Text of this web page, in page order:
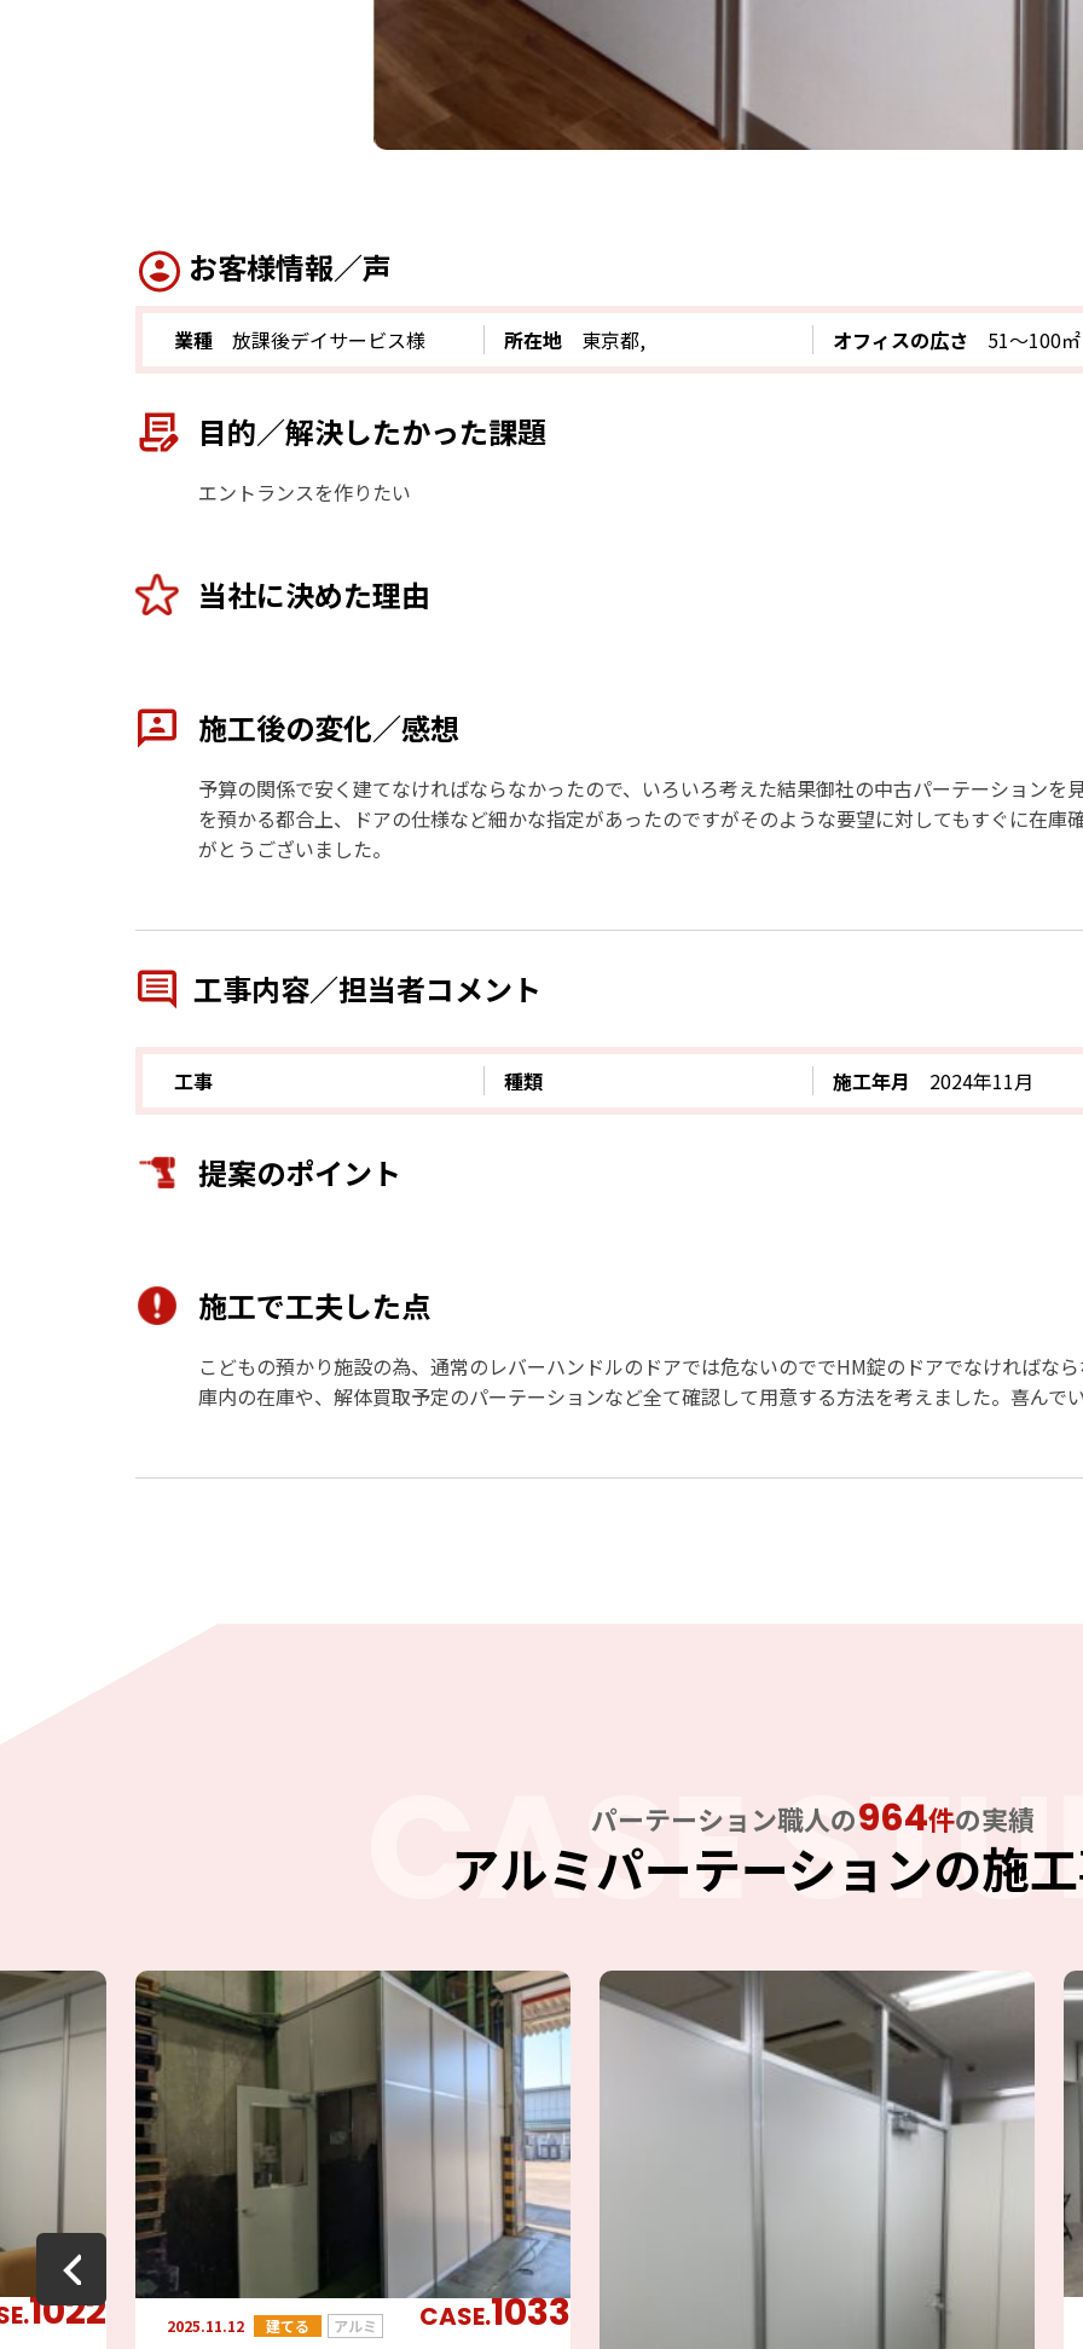
お客様情報／声
業種 放課後デイサービス様 所在地 東京都, オフィスの広さ 51〜100㎡
目的／解決したかった課題
エントランスを作りたい
当社に決めた理由
施工後の変化／感想
予算の関係で安く建てなければならなかったので、いろいろ考えた結果御社の中古パーテーションを
を預かる都合上、ドアの仕様など細かな指定があったのですがそのような要望に対してもすぐに在庫
がとうございました。
工事内容／担当者コメント
工事 種類 施工年月 2024年11月
提案のポイント
施工で工夫した点
こどもの預かり施設の為、通常のレバーハンドルのドアでは危ないのででHM錠のドアでなければな
庫内の在庫や、解体買取予定のパーテーションなど全て確認して用意する方法を考えました。喜んで
CASE
パーテーション職人の964件の実績
アルミパーテーションの施
1022 CASE.1033
2025.11.12 建てる アルミ